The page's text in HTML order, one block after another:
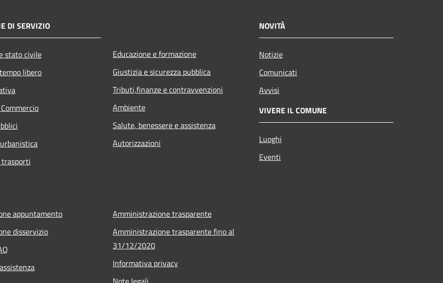
DI SERVIZIO
stato civile
libero
Educazione e formazione
Giustizia e sicurezza pubblica
Tributi,finanze e contravvenzioni
Ambiente
Salute, benessere e assistenza
Autorizzazioni
NOVITÀ
Notizie
Comunicati
Avvisi
VIVERE IL COMUNE
Luoghi
Eventi
appuntamento
disservizio
Amministrazione trasparente
Amministrazione trasparente fino al
31/12/2020
Informativa privacy